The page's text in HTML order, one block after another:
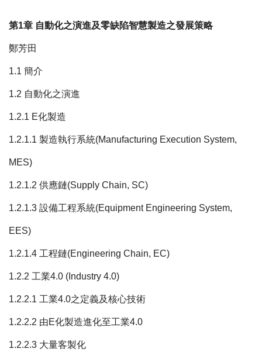
第1章 自動化之演進及零缺陷智慧製造之發展策略
鄭芳田
1.1 簡介
1.2 自動化之演進
1.2.1 E化製造
1.2.1.1 製造執行系統(Manufacturing Execution System,
MES)
1.2.1.2 供應鏈(Supply Chain, SC)
1.2.1.3 設備工程系統(Equipment Engineering System,
EES)
1.2.1.4 工程鏈(Engineering Chain, EC)
1.2.2 工業4.0 (Industry 4.0)
1.2.2.1 工業4.0之定義及核心技術
1.2.2.2 由E化製造進化至工業4.0
1.2.2.3 大量客製化